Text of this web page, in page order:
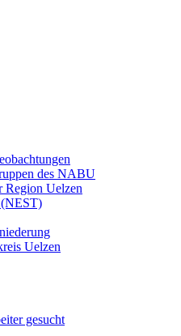
des NABU
Region Uelzen
Uelzen
gesucht